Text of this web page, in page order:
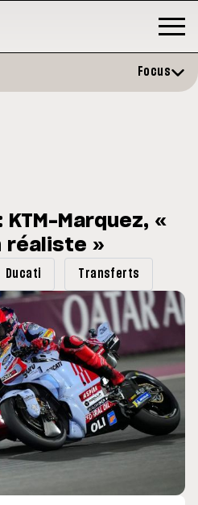
MOTO GP
retour en septembre
Focus
Marquez, «
réaliste »
Ducati Transferts